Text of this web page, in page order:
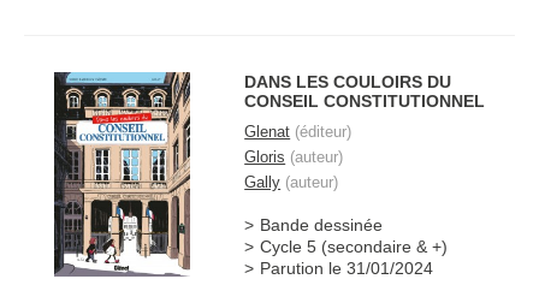
DANS LES COULOIRS DU
CONSEIL CONSTITUTIONNEL
Glenat (éditeur)
Gloris (auteur)
Gally (auteur)
Bande dessinée
Cycle 5 (secondaire & +)
Parution le 31/01/2024